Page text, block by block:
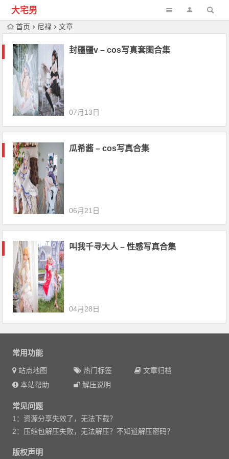
大宅男
首页 尼禄 文章
封疆疆v – cos写真套图合集
07月13日
瓜希酱 – cos写真合集
06月21日
叫我千寻大人 – 性感写真合集
04月28日
常用功能
站点地图 热门标签
文章归档
本站帮助
解压说明
常见问题
1：资源分享失效了，无法下载？
2：压缩包解压失败，无法解压？不知道解压密码？
版权声明